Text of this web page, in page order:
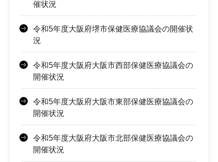
催状況
令和5年度大阪府堺市保健医療協議会の開催状
況
令和5年度大阪府大阪市西部保健医療協議会の
開催状況
令和5年度大阪府大阪市東部保健医療協議会の
開催状況
令和5年度大阪府大阪市北部保健医療協議会の
開催状況